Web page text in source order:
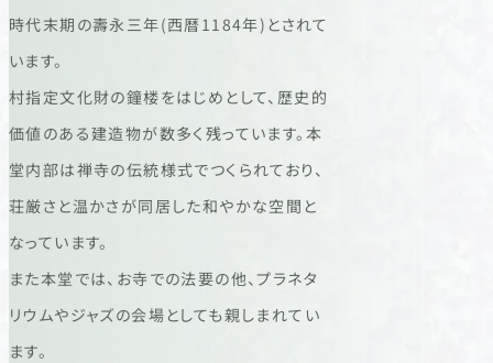
時代末期の壽永三年(西暦1184年)とされて
います。
村指定文化財の鐘楼をはじめとして、歴史的
価値のある建造物が数多く残っています。本
堂内部は禅寺の伝統様式でつくられており、
荘厳さと温かさが同居した和やかな空間と
なっています。
また本堂では、お寺での法要の他、プラネタ
リウムやジャズの会場としても親しまれてい
ます。